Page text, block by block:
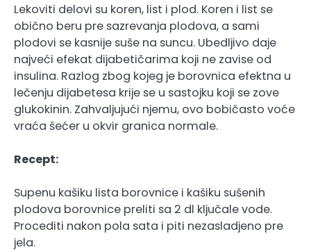
Lekoviti delovi su koren, list i plod. Koren i list se
obično beru pre sazrevanja plodova, a sami
plodovi se kasnije suše na suncu. Ubedljivo daje
najveći efekat dijabetičarima koji ne zavise od
insulina. Razlog zbog kojeg je borovnica efektna u
lečenju dijabetesa krije se u sastojku koji se zove
glukokinin. Zahvaljujući njemu, ovo bobičasto voće
vraća šećer u okvir granica normale.
Recept:
Supenu kašiku lista borovnice i kašiku sušenih
plodova borovnice preliti sa 2 dl ključale vode.
Procediti nakon pola sata i piti nezasladjeno pre
jela.